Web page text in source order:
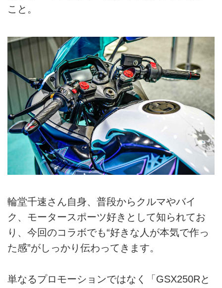
こと。
輪堂千速さん自身、普段からクルマやバイ
ク、モータースポーツ好きとして知られてお
り、今回のコラボでも“好きな人が本気で作っ
た感”がしっかり伝わってきます。
単なるプロモーションではなく「GSX250Rと